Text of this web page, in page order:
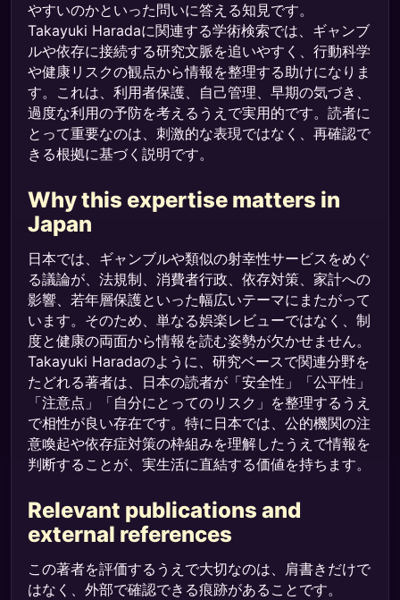
やすいのかといった問いに答える知見です。
Takayuki Haradaに関連する学術検索では、ギャンブ
ルや依存に接続する研究文脈を追いやすく、行動科学
や健康リスクの観点から情報を整理する助けになりま
す。これは、利用者保護、自己管理、早期の気づき、
過度な利用の予防を考えるうえで実用的です。読者に
とって重要なのは、刺激的な表現ではなく、再確認で
きる根拠に基づく説明です。
Why this expertise matters in
Japan
日本では、ギャンブルや類似の射幸性サービスをめぐ
る議論が、法規制、消費者行政、依存対策、家計への
影響、若年層保護といった幅広いテーマにまたがって
います。そのため、単なる娯楽レビューではなく、制
度と健康の両面から情報を読む姿勢が欠かせません。
Takayuki Haradaのように、研究ベースで関連分野を
たどれる著者は、日本の読者が「安全性」「公平性」
「注意点」「自分にとってのリスク」を整理するうえ
で相性が良い存在です。特に日本では、公的機関の注
意喚起や依存症対策の枠組みを理解したうえで情報を
判断することが、実生活に直結する価値を持ちます。
Relevant publications and
external references
この著者を評価するうえで大切なのは、肩書きだけで
はなく、外部で確認できる痕跡があることです。